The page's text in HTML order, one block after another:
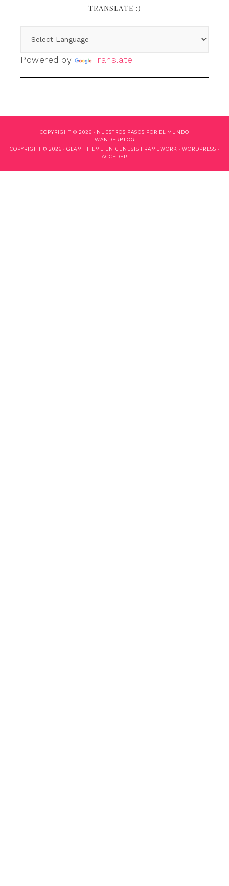
TRANSLATE :)
Powered by Translate
COPYRIGHT © 2026 · NUESTROS PASOS POR EL MUNDO
WANDERBLOG
COPYRIGHT © 2026 · GLAM THEME EN GENESIS FRAMEWORK · WORDPRESS ·
ACCEDER